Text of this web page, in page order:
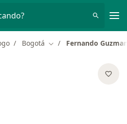
Bogotá Cambiar de ciudad
Fernando